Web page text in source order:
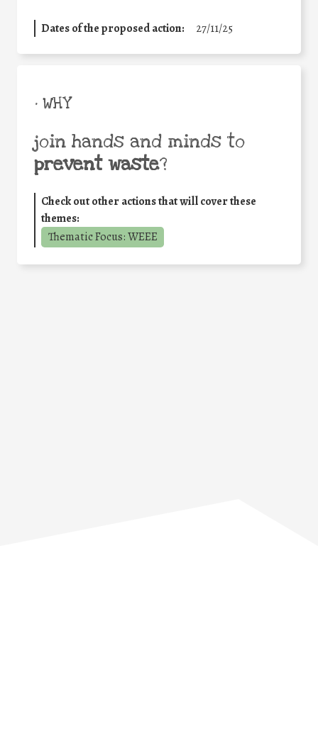
Dates of the proposed action: 27/11/25
• WHY
join hands and minds to
prevent waste?
Check out other actions that will cover these
themes:
Thematic Focus: WEEE